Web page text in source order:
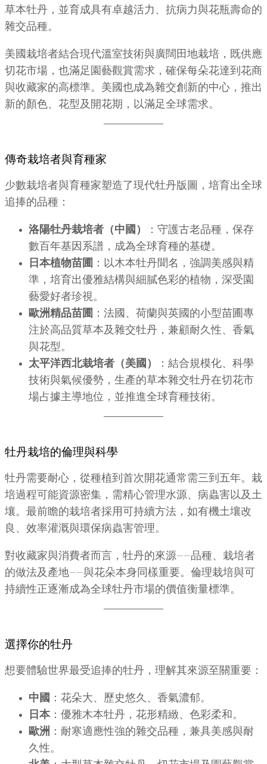
草本牡丹，並育成具有卓越活力、抗病力與花瓶壽命的
雜交品種。
美國栽培者結合現代溫室技術與廣闊田地栽培，既供應
切花市場，也滿足園藝觀賞需求，確保每朵花達到花商
與收藏家的高標準。美國也成為雜交創新的中心，推出
新的顏色、花型及開花期，以滿足全球需求。
傳奇栽培者與育種家
少數栽培者與育種家塑造了現代牡丹版圖，培育出全球
追捧的品種：
洛陽牡丹栽培者（中國）
：守護古老品種，保存
數百年基因系譜，成為全球育種的基礎。
日本植物苗圃
：以木本牡丹聞名，強調美感與精
準，培育出優雅結構與細膩色彩的植物，深受園
藝愛好者珍視。
歐洲精品苗圃
：法國、荷蘭與英國的小型苗圃專
注於高品質草本及雜交牡丹，兼顧耐久性、香氣
與花型。
太平洋西北栽培者（美國）
：結合規模化、科學
技術與氣候優勢，生產的草本雜交牡丹在切花市
場占據主導地位，並推進全球育種技術。
牡丹栽培的倫理與科學
牡丹需要耐心，從種植到首次開花通常需三到五年。栽
培過程可能資源密集，需精心管理水源、病蟲害以及土
壤。最前瞻的栽培者採用可持續方法，如有機土壤改
良、效率灌溉與環保病蟲害管理。
對收藏家與消費者而言，牡丹的來源——品種、栽培者
的做法及產地——與花朵本身同樣重要。倫理栽培與可
持續性正逐漸成為全球牡丹市場的價值衡量標準。
選擇你的牡丹
想要體驗世界最受追捧的牡丹，理解其來源至關重要：
中國
：花朵大、歷史悠久、香氣濃郁。
日本：優雅木本牡丹，花形精緻、色彩柔和。
歐洲
：耐寒適應性強的雜交品種，兼具美感與耐
久性。